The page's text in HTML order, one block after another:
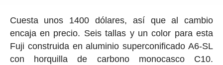
Cuesta unos 1400 dólares, así que al cambio
encaja en precio. Seis tallas y un color para esta
Fuji construida en aluminio superconificado A6-SL
con horquilla de carbono monocasco C10.